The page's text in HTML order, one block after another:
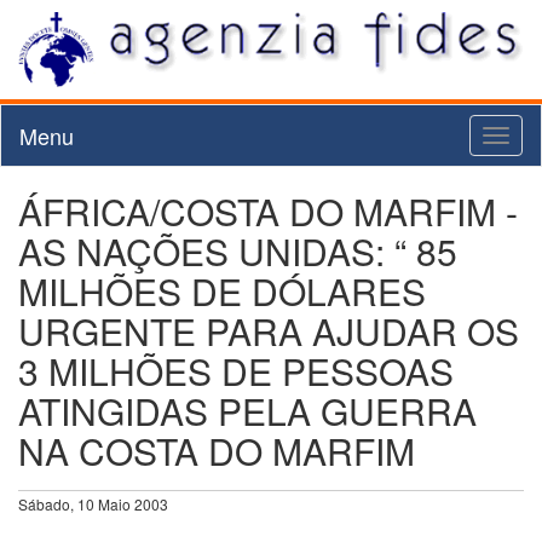
Menu
ÁFRICA/COSTA DO MARFIM -
AS NAÇÕES UNIDAS: “ 85
MILHÕES DE DÓLARES
URGENTE PARA AJUDAR OS
3 MILHÕES DE PESSOAS
ATINGIDAS PELA GUERRA
NA COSTA DO MARFIM
Sábado, 10 Maio 2003